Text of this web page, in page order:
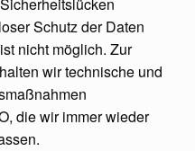
Schutz der Daten
nicht möglich. Zur
wir technische und
die wir immer wieder